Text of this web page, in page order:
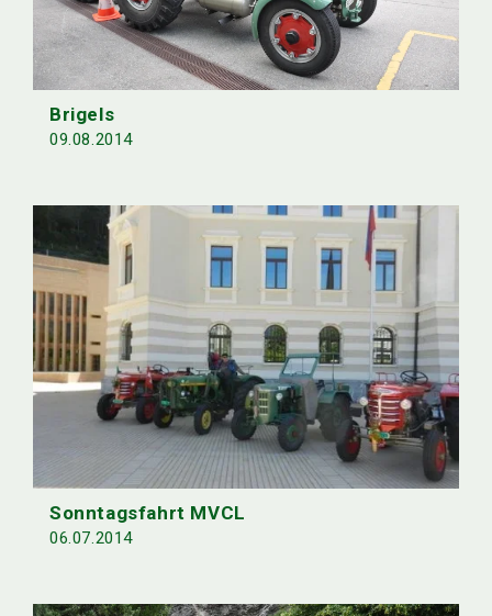
Brigels
09.08.2014
Sonntagsfahrt MVCL
06.07.2014